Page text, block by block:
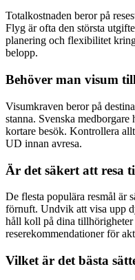
Totalkostnaden beror på
Flyg är ofta den största
planering och flexibilitet
belopp.
Behöver man visum
Visumkraven beror på
stanna. Svenska
kortare besök. Kontrollera
UD innan avresa.
Är det säkert att resa
De flesta populära resmål är
förnuft. Undvik att visa upp
håll koll på dina
reserekommendationer för
Vilket är det bästa